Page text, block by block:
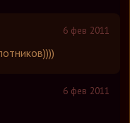
6 фев 2011
6 фев 2011